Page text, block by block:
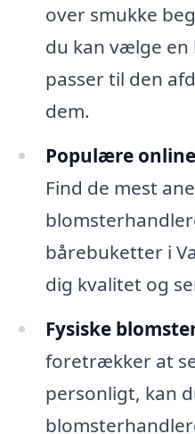
over smukke
du kan vælge
passer til den
dem.
Populære
Find de mest
bårebuketter i
dig kvalitet og
Fysiske
foretrækker at
personligt, kan